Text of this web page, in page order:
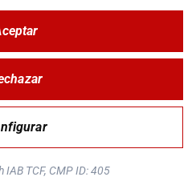
890 ADV R RALLY 20-21
IAB TCF, CMP ID: 405